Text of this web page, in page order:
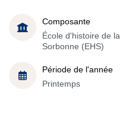
Composante
École d'histoire de la
Sorbonne (EHS)
Période de l'année
Printemps